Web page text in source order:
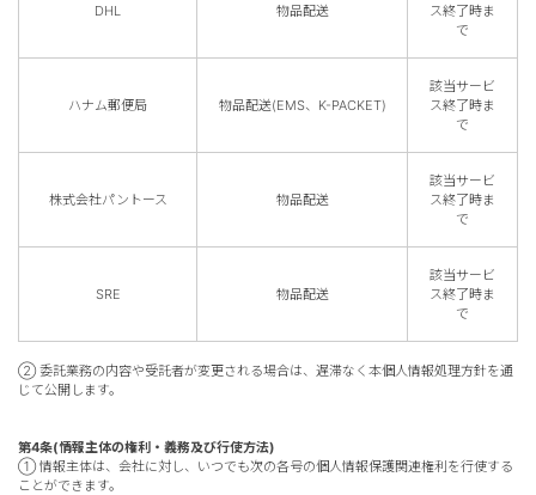
アプリダウンロード
DHL 物品配送
ス終了時ま
で
ハナム郵便局 物品配送(EMS、K-PACKET)
該当サービ
ス終了時ま
で
株式会社パントース 物品配送
該当サービ
ス終了時ま
で
SRE 物品配送
該当サービ
ス終了時ま
で
② 委託業務の内容や受託者が変更される場合は、遅滞なく本個人情報処理方針を通
じて公開します。
第4条(情報主体の権利・義務及び行使方法)
① 情報主体は、会社に対し、いつでも次の各号の個人情報保護関連権利を行使する
ことができます。